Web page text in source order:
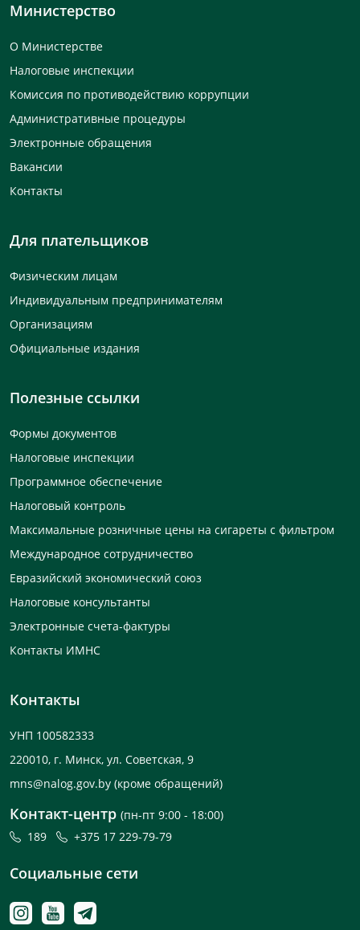
Министерство
О Министерстве
Налоговые инспекции
Комиссия по противодействию коррупции
Административные процедуры
Электронные обращения
Вакансии
Контакты
Для плательщиков
Физическим лицам
Индивидуальным предпринимателям
Организациям
Официальные издания
Полезные ссылки
Формы документов
Налоговые инспекции
Программное обеспечение
Налоговый контроль
Максимальные розничные цены на сигареты с фильтром
Международное сотрудничество
Евразийский экономический союз
Налоговые консультанты
Электронные счета-фактуры
Контакты ИМНС
Контакты
УНП 100582333
220010, г. Минск, ул. Советская, 9
mns@nalog.gov.by (кроме обращений)
Контакт-центр (пн-пт 9:00 - 18:00)
189
+375 17 229-79-79
Социальные сети